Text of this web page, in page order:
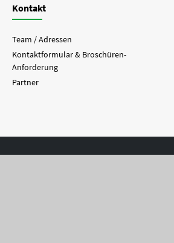
Kontakt
Team / Adressen
Kontaktformular & Broschüren-
Anforderung
Partner